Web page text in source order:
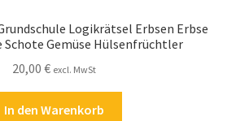
Logikrätsel Erbsen Erbse
Schote Gemüse Hülsenfrüchtler
20,00 € excl. MwSt
In den Warenkorb